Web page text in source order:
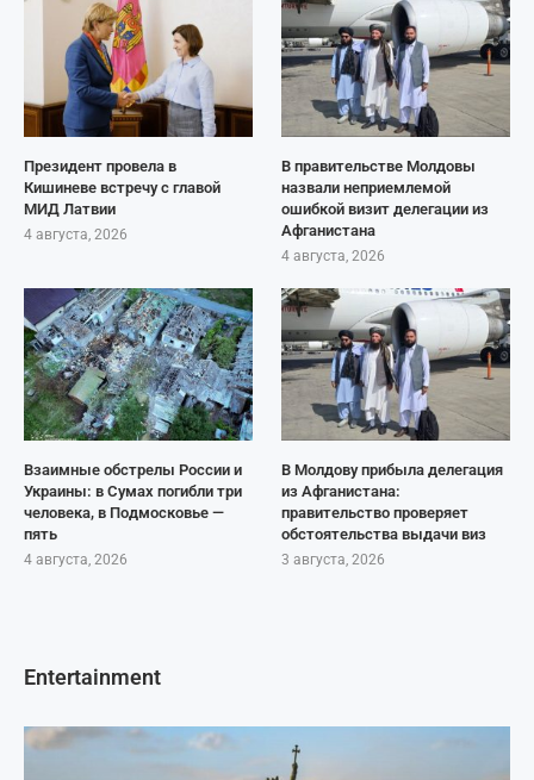
Президент провела в
Кишиневе встречу с главой
МИД Латвии
4 августа, 2026
В правительстве Молдовы
назвали неприемлемой
ошибкой визит делегации из
Афганистана
4 августа, 2026
Взаимные обстрелы России и
Украины: в Сумах погибли три
человека, в Подмосковье —
пять
4 августа, 2026
В Молдову прибыла делегация
из Афганистана:
правительство проверяет
обстоятельства выдачи виз
3 августа, 2026
Entertainment